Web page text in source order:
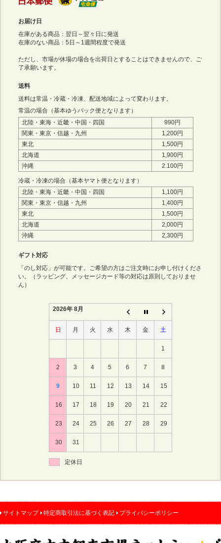
お届け日
在庫がある商品：翌日～翌々日に発送
在庫のない商品：5日～1週間程度で発送
ただし、市場が休場の場合を出荷日とすることはできませんので、ご
了承願います。
送料
送料は常温・冷蔵・冷凍、配送地域によって変わります。
常温の場合（基本ゆうパック便となります）
北陸・東海・近畿・中国・四国
990円
関東・東京・信越・九州
1,200円
東北
1,500円
北海道
1,900円
沖縄
2.100円
冷蔵・冷凍の場合（基本ヤマト便となります）
北陸・東海・近畿・中国・四国
1,100円
関東・東京・信越・九州
1,400円
東北
1,500円
北海道
2,000円
沖縄
2,300円
ギフト対応
「のし対応」が可能です。ご希望の方はご注文時にお申し付けくださ
い。（ラッピング、メッセージカード等の対応は原則しておりませ
ん）
2026年 8月
日 月 火 水 木 金 土
1
2 3 4 5 6 7 8
9 10 11 12 13 14 15
16 17 18 19 20 21 22
23 24 25 26 27 28 29
30 31
定休日
サイトマップ 特定商取引法に基づく表記 プライバシーポリシー